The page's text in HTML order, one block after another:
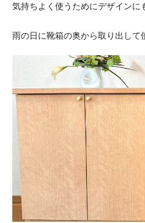
気持ちよく使うためにデザインに
雨の日に靴箱の奥から取り出して